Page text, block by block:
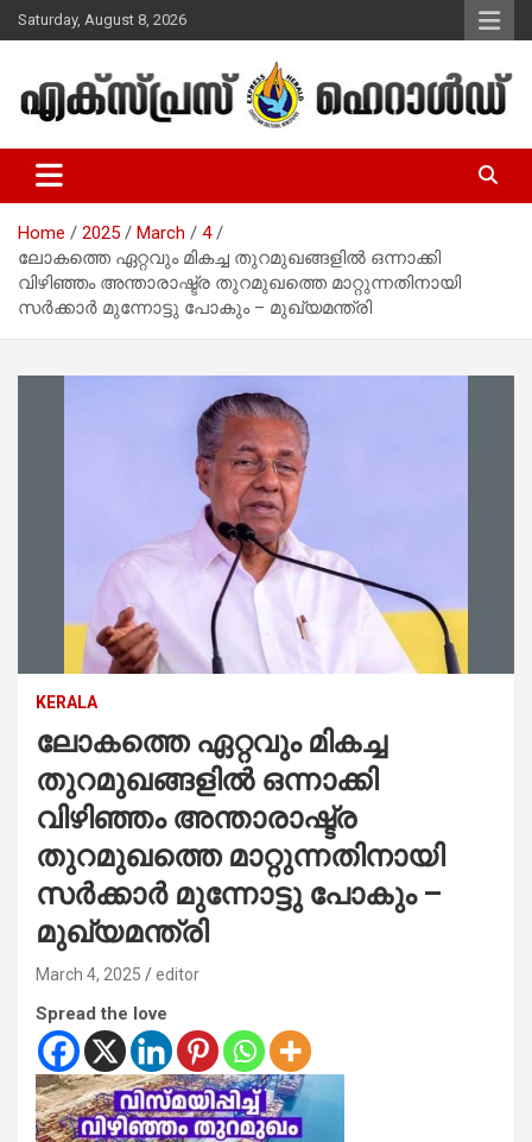
Skip
to
Saturday, August 8, 2026
Express Herald – Malayalam
Christian News
Home 2025 March
4
ലോകത്തെ ഏറ്റവും മികച്ച തുറമുഖങ്ങളിൽ ഒന്നാക്കി
വിഴിഞ്ഞം അന്താരാഷ്ട്ര തുറമുഖത്തെ മാറ്റുന്നതിനായി
സർക്കാർ മുന്നോട്ടു പോകും – മുഖ്യമന്ത്രി
KERALA
ലോകത്തെ ഏറ്റവും മികച്ച
തുറമുഖങ്ങളിൽ ഒന്നാക്കി
വിഴിഞ്ഞം അന്താരാഷ്ട്ര
തുറമുഖത്തെ മാറ്റുന്നതിനായി
സർക്കാർ മുന്നോട്ടു പോകും –
മുഖ്യമന്ത്രി
March 4, 2025 editor
Spread the love